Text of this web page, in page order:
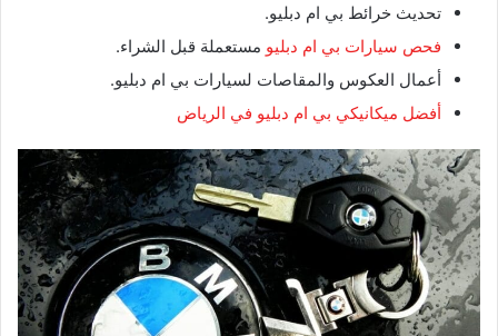
تحديث خرائط بي ام دبليو.
فحص سيارات بي ام دبليو مستعملة قبل الشراء.
أعمال العكوس والمقاصات لسيارات بي ام دبليو.
أفضل ميكانيكي بي ام دبليو في الرياض